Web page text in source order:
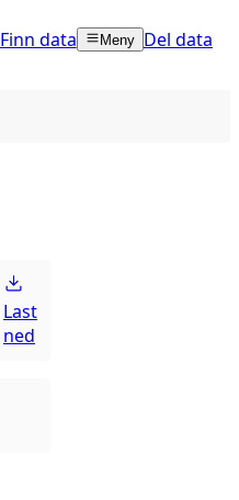
Finn data Meny Del data
Last
ned